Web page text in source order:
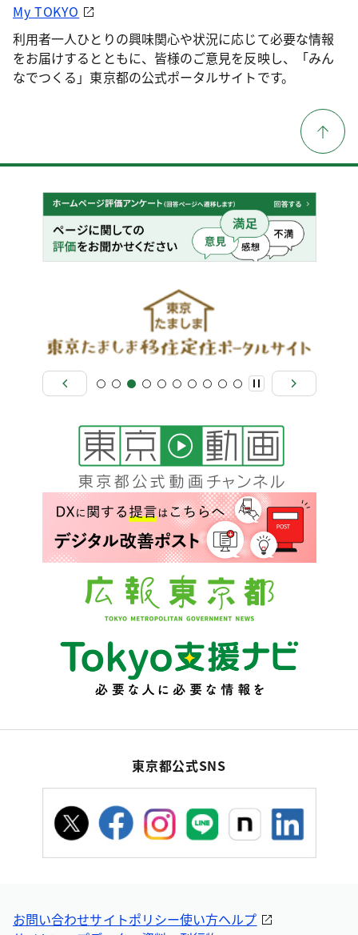
My TOKYO
利用者一人ひとりの興味関心や状況に応じて必要な情報
をお届けするとともに、皆様のご意見を反映し、「みん
なでつくる」東京都の公式ポータルサイトです。
東京都公式SNS
お問い合わせサイトポリシー使い方ヘルプ